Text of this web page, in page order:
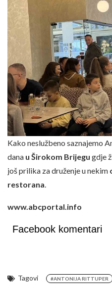
Kako neslužbeno saznajemo
dana u Širokom Brijegu gdje
još prilika za druženje u nekim
restorana.
www.abcportal.info
Facebook komentari
Tagovi #ANTONIJA RITTUPER